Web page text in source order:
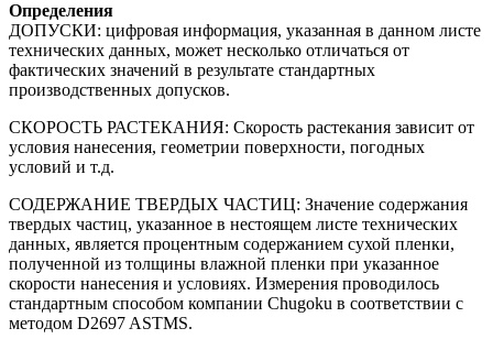
Определения
ДОПУСКИ: цифровая информация, указанная в данном листе
технических данных, может несколько отличаться от
фактических значений в результате стандартных
производственных допусков.
СКОРОСТЬ РАСТЕКАНИЯ: Скорость растекания зависит от
условия нанесения, геометрии поверхности, погодных
условий и т.д.
СОДЕРЖАНИЕ ТВЕРДЫХ ЧАСТИЦ: Значение содержания
твердых частиц, указанное в нестоящем листе технических
данных, является процентным содержанием сухой пленки,
полученной из толщины влажной пленки при указанное
скорости нанесения и условиях. Измерения проводилось
стандартным способом компании Chugoku в соответствии с
методом D2697 ASTMS.